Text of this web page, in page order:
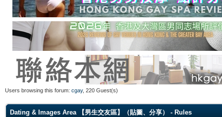
Users browsing this forum: cgay, 220 Guest(s)
Dating & Images Area 【男生交友區】（貼圖、分享） - Rules